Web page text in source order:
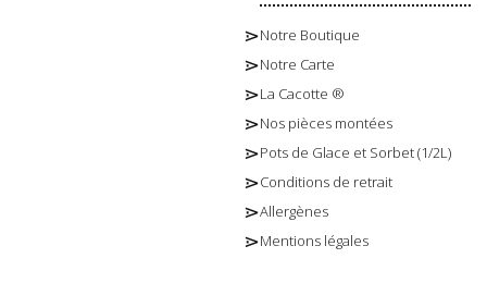
Notre Boutique
Notre Carte
La Cacotte ®
Nos pièces montées
Pots de Glace et Sorbet (1/2L)
Conditions de retrait
Allergènes
Mentions légales